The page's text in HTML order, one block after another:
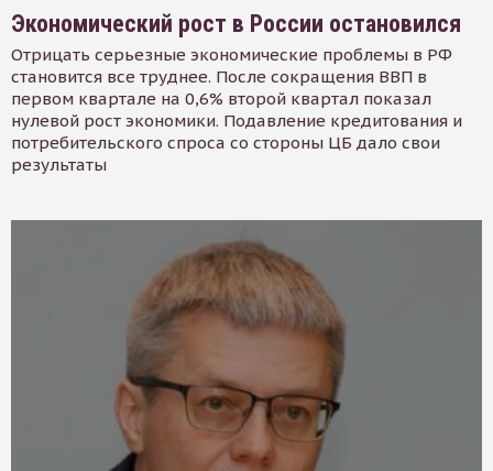
Экономический рост в России остановился
Отрицать серьезные экономические проблемы в РФ
становится все труднее. После сокращения ВВП в
первом квартале на 0,6% второй квартал показал
нулевой рост экономики. Подавление кредитования и
потребительского спроса со стороны ЦБ дало свои
результаты